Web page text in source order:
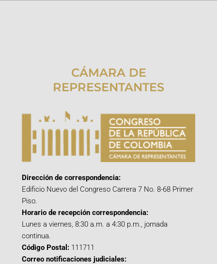
CÁMARA DE
REPRESENTANTES
Dirección de correspondencia:
Edificio Nuevo del Congreso Carrera 7 No. 8-68 Primer
Piso.
Horario de recepción correspondencia:
Lunes a viernes, 8:30 a.m. a 4:30 p.m., jornada
continua.
Código Postal: 111711
Correo notificaciones judiciales: